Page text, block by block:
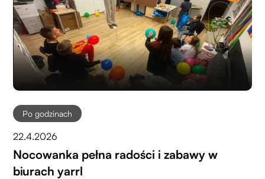
Po godzinach
22.4.2026
Nocowanka pełna radości i zabawy w
biurach yarrl